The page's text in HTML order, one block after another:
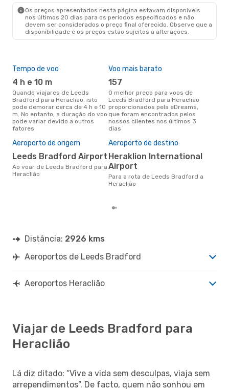
Os preços apresentados nesta página estavam disponíveis
nos últimos 20 dias para os períodos especificados e não
devem ser considerados o preço final oferecido. Observe que a
disponibilidade e os preços estão sujeitos a alterações.
Tempo de voo
4 h e 10 m
Quando viajares de Leeds
Bradford para Heraclião, isto
pode demorar cerca de 4 h e 10
m. No entanto, a duração do voo
pode variar devido a outros
fatores
Voo mais barato
157
O melhor preço para voos de
Leeds Bradford para Heraclião
proporcionados pela eDreams,
que foram encontrados pelos
nossos clientes nos últimos 3
dias
Aeroporto de origem
Leeds Bradford Airport
Ao voar de Leeds Bradford para
Heraclião
Aeroporto de destino
Heraklion International
Airport
Para a rota de Leeds Bradford a
Heraclião
Distância: 2926 kms
Aeroportos de Leeds Bradford
Aeroportos Heraclião
Viajar de Leeds Bradford para
Heraclião
Lá diz ditado: “Vive a vida sem desculpas, viaja sem
arrependimentos”. De facto, quem não sonhou em